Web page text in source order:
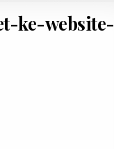
ke-website-